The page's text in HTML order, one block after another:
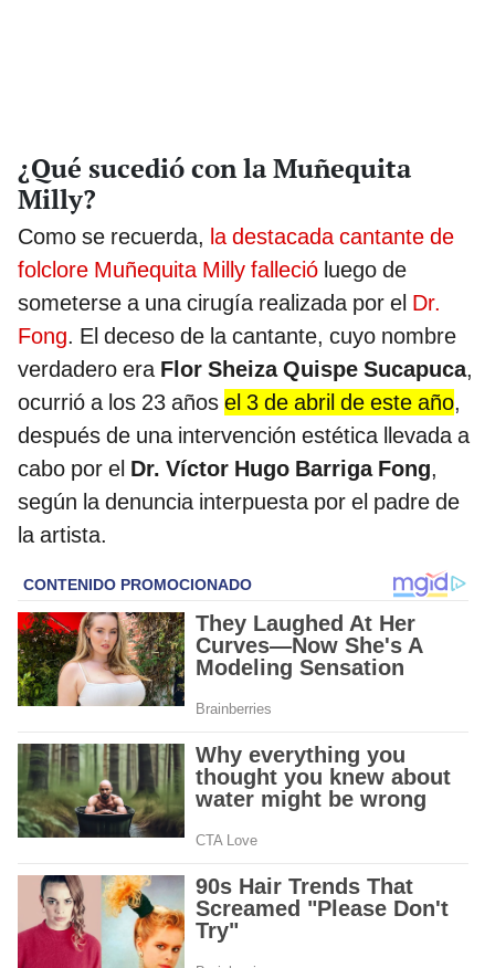
¿Qué sucedió con la Muñequita
Milly?
Como se recuerda, la destacada cantante de
folclore Muñequita Milly falleció luego de
someterse a una cirugía realizada por el Dr.
Fong. El deceso de la cantante, cuyo nombre
verdadero era Flor Sheiza Quispe Sucapuca,
ocurrió a los 23 años el 3 de abril de este año,
después de una intervención estética llevada a
cabo por el Dr. Víctor Hugo Barriga Fong,
según la denuncia interpuesta por el padre de
la artista.